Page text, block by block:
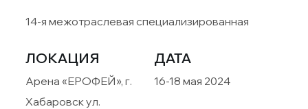
14-я межотраслевая специализированная
ЛОКАЦИЯ
Арена «ЕРОФЕЙ», г.
Хабаровск ул.
ДАТА
16-18 мая 2024